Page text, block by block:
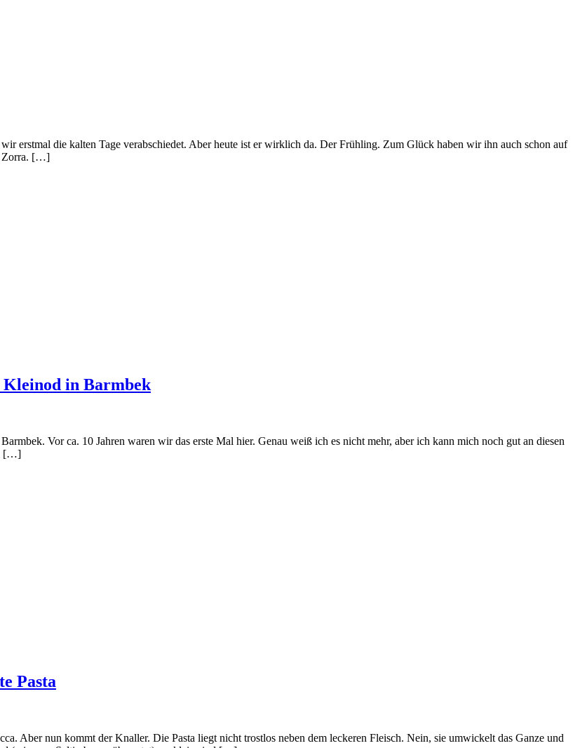
erstmal die kalten Tage verabschiedet. Aber heute ist er wirklich da. Der Frühling. Zum Glück haben wir ihn auch schon auf
Zorra. […]
Kleinod in Barmbek
Vor ca. 10 Jahren waren wir das erste Mal hier. Genau weiß ich es nicht mehr, aber ich kann mich noch gut an diesen
[…]
Pasta
Aber nun kommt der Knaller. Die Pasta liegt nicht trostlos neben dem leckeren Fleisch. Nein, sie umwickelt das Ganze und